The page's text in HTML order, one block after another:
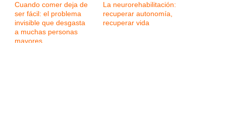
Cuando comer deja de
ser fácil: el problema
invisible que desgasta
a muchas personas
mayores
La neurorehabilitación:
recuperar autonomía,
recuperar vida